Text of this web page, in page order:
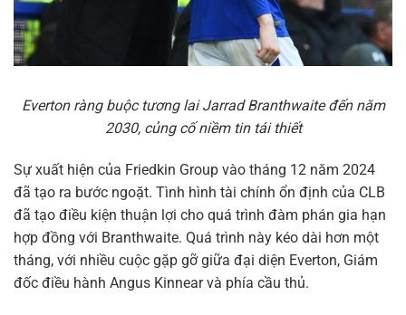
Everton ràng buộc tương lai Jarrad Branthwaite đến năm
2030, củng cố niềm tin tái thiết
Sự xuất hiện của Friedkin Group vào tháng 12 năm 2024
đã tạo ra bước ngoặt. Tình hình tài chính ổn định của CLB
đã tạo điều kiện thuận lợi cho quá trình đàm phán gia hạn
hợp đồng với Branthwaite. Quá trình này kéo dài hơn một
tháng, với nhiều cuộc gặp gỡ giữa đại diện Everton, Giám
đốc điều hành Angus Kinnear và phía cầu thủ.